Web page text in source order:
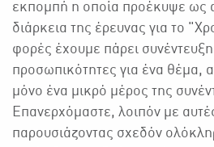
εκπομπή η οποία προέκυψε ως
διάρκεια της έρευνας για το
φορές έχουμε πάρει
προσωπικότητες για ένα θέμα,
μόνο ένα μικρό μέρος της
Επανερχόμαστε, λοιπόν με
παρουσιάζοντας σχεδόν